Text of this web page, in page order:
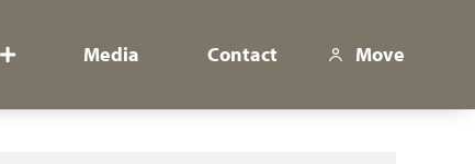
Media Contact Move